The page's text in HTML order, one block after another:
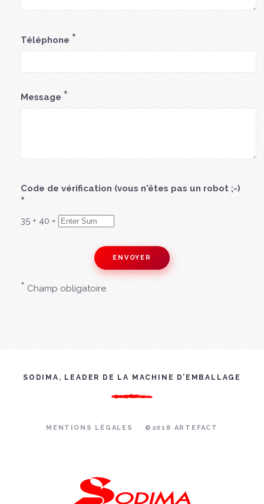
Téléphone *
Message *
Code de vérification (vous n'êtes pas un robot ;-)
*
35 + 40 =
* Champ obligatoire.
SODIMA, LEADER DE LA MACHINE D’EMBALLAGE
MENTIONS LÉGALES ©2018 ARTEFACT